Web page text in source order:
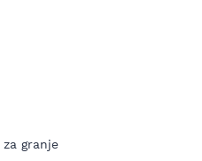
granje